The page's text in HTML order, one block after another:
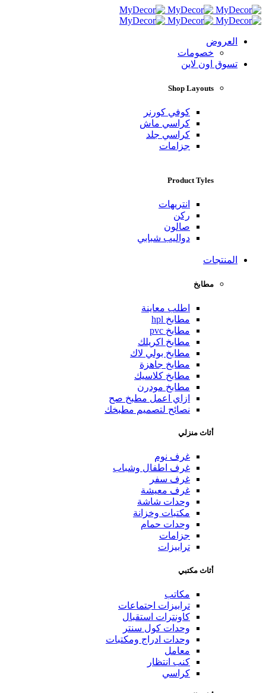
العروض
خصومات
تسوق اون لاين
Shop Layouts
كوفي كورنر
كراسي ماش
كراسي جلد
جزامات
Product Tyles
انتريهات
ركن
صالون
دواليب شبابي
المنتجات
مطابخ
اطلب معاينة
مطابخ hpl
مطابخ pvc
مطابخ اكريلك
مطابخ بولي لاك
مطابخ جاهزة
مطابخ كلاسيك
مطابخ مودرن
ازاي اعمل مطبخ صح
نصائح لتصميم مطبخك
أثاث منزلي
غرف نوم
غرف اطفال وشباب
غرف سفر
غرف معيشة
وحدات شاشة
مكتبات وخزانة
وحدات حمام
جزامات
ترابيزات
أثاث مكتبي
مكاتب
ترابيزات اجتماعات
كاونترات استقبال
وحدات كول سنتر
وحدات ادراج ومكتبات
معامل
كنب انتظار
كراسي